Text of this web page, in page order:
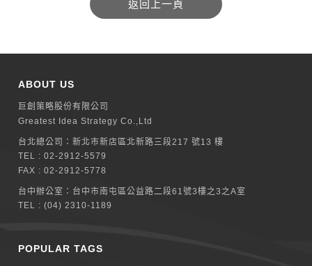
ABOUT US
巨創策略股份有限公司
Greatest Idea Strategy Co.,Ltd
台北總公司：新北巿新店區北新路三段217 號13 樓
TEL :02-2912-5579
FAX : 02-2912-5778
台中辦公室： 台中市南屯區公益路二段61號3樓之3之A室
TEL :(04) 2310-1189
POPULAR TAGS